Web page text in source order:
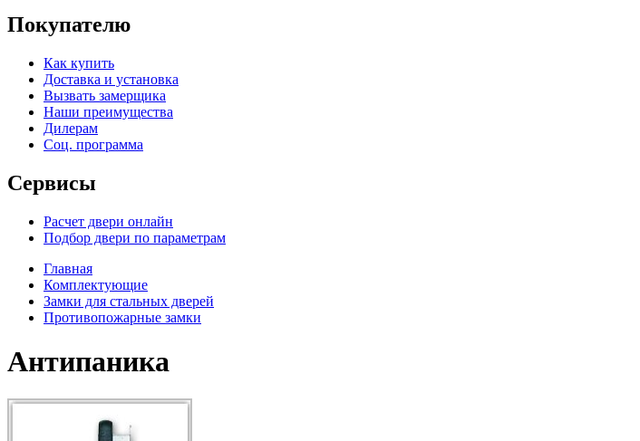
Покупателю
Как купить
Доставка и установка
Вызвать замерщика
Наши преимущества
Дилерам
Соц. программа
Сервисы
Расчет двери онлайн
Подбор двери по параметрам
Главная
Комплектующие
Замки для стальных дверей
Противопожарные замки
Антипаника